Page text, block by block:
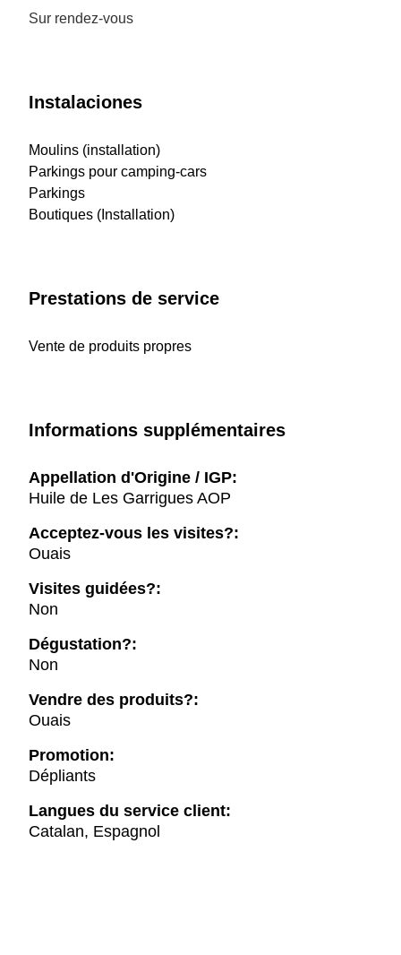
Sur rendez-vous
Instalaciones
Moulins (installation)
Parkings pour camping-cars
Parkings
Boutiques (Installation)
Prestations de service
Vente de produits propres
Informations supplémentaires
Appellation d'Origine / IGP:
Huile de Les Garrigues AOP
Acceptez-vous les visites?:
Ouais
Visites guidées?:
Non
Dégustation?:
Non
Vendre des produits?:
Ouais
Promotion:
Dépliants
Langues du service client:
Catalan, Espagnol